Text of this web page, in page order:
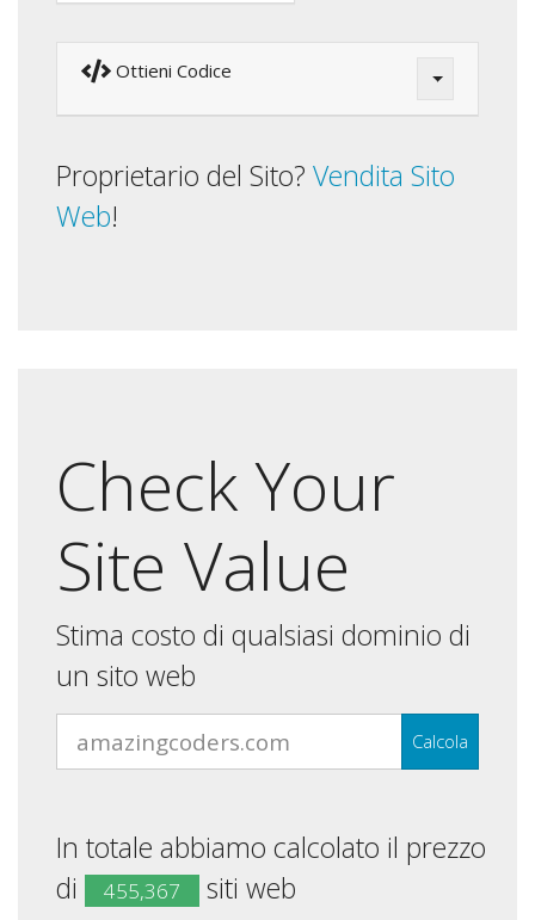
Ottieni Codice
Proprietario del Sito? Vendita Sito
Web!
Check Your
Site Value
Stima costo di qualsiasi dominio di
un sito web
Calcola
In totale abbiamo calcolato il prezzo
di
455,367 siti web